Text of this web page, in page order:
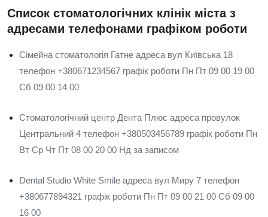
Список стоматологічних клінік міста з
адресами телефонами графіком роботи
Сімейна стоматологія Гатне адреса вул Київська 18
телефон +380671234567 графік роботи Пн Пт 09 00 19 00
Сб 09 00 14 00
Стоматологічний центр Дента Плюс адреса провулок
Центральний 4 телефон +380503456789 графік роботи Пн
Вт Ср Чт Пт 08 00 20 00 Нд за записом
Dental Studio White Smile адреса вул Миру 7 телефон
+380677894321 графік роботи Пн Пт 09 00 21 00 Сб 09 00
16 00